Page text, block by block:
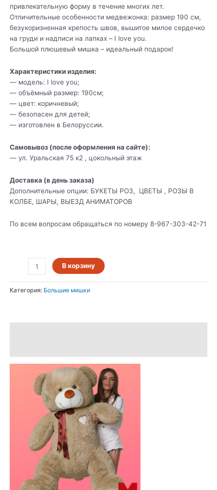
привлекательную форму в течение многих лет.
Отличительные особенности медвежонка: размер 190 см,
безукоризненная крепость швов, вышитое милое сердечко
на груди и надписи на лапках – I love you.
Большой плюшевый мишка – идеальный подарок!
Характеристики изделия:
— модель: I love you;
— объёмный размер: 190см;
— цвет: коричневый;
— безопасен для детей;
— изготовлен в Белоруссии.
Самовывоз (после оформления на сайте):
— ул. Уральская 75 к2 , цокольный этаж
Доставка (в день заказа)
Дополнительные опции: БУКЕТЫ РОЗ, ЦВЕТЫ , РОЗЫ В
КОЛБЕ, ШАРЫ, ВЫЕЗД АНИМАТОРОВ
По всем вопросам обращаться по номеру 8-967-303-42-71
В корзину
Категория: Большие мишки